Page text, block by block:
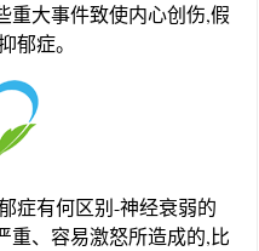
重大事件致使内心创伤,假
郁症。
有何区别-神经衰弱的
重、容易激怒所造成的,比